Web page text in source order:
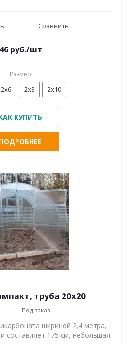
Сравнить
руб./шт
Размер
2x6 2x8 2x10
КУПИТЬ
ПОДРОБНЕЕ
труба 20х20
Под заказ
шириной 2,4 метра,
составляет 175 см, небольшая